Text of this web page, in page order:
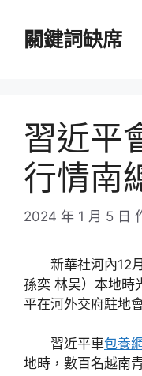
關鍵詞缺席
習近平
行情南
2024 年 1 月 5 日
新華社河內12
孫奕 林昊）本地時
平在河外交府駐地
習近平車包養
地時，數百名越南